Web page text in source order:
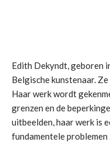
Edith Dekyndt, geboren
Belgische kunstenaar.
Haar werk wordt
grenzen en de
uitbeelden, haar werk is
fundamentele problemen